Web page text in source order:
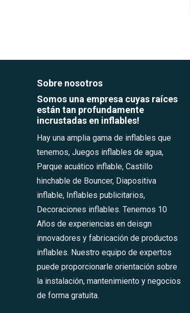
Sobre nosotros
Somos una empresa cuyas raíces
están tan profundamente
incrustadas en inflables!
Hay una amplia gama de inflables que
tenemos, Juegos inflables de agua,
Parque acuático inflable, Castillo
hinchable de Bouncer, Diapositiva
inflable, Inflables publicitarios,
Decoraciones inflables. Tenemos 10
Años de experiencias en deisgn
innovadores y fabricación de productos
inflables. Nuestro equipo de expertos
puede proporcionarle orientación sobre
la instalación, mantenimiento y negocios
de forma gratuita.